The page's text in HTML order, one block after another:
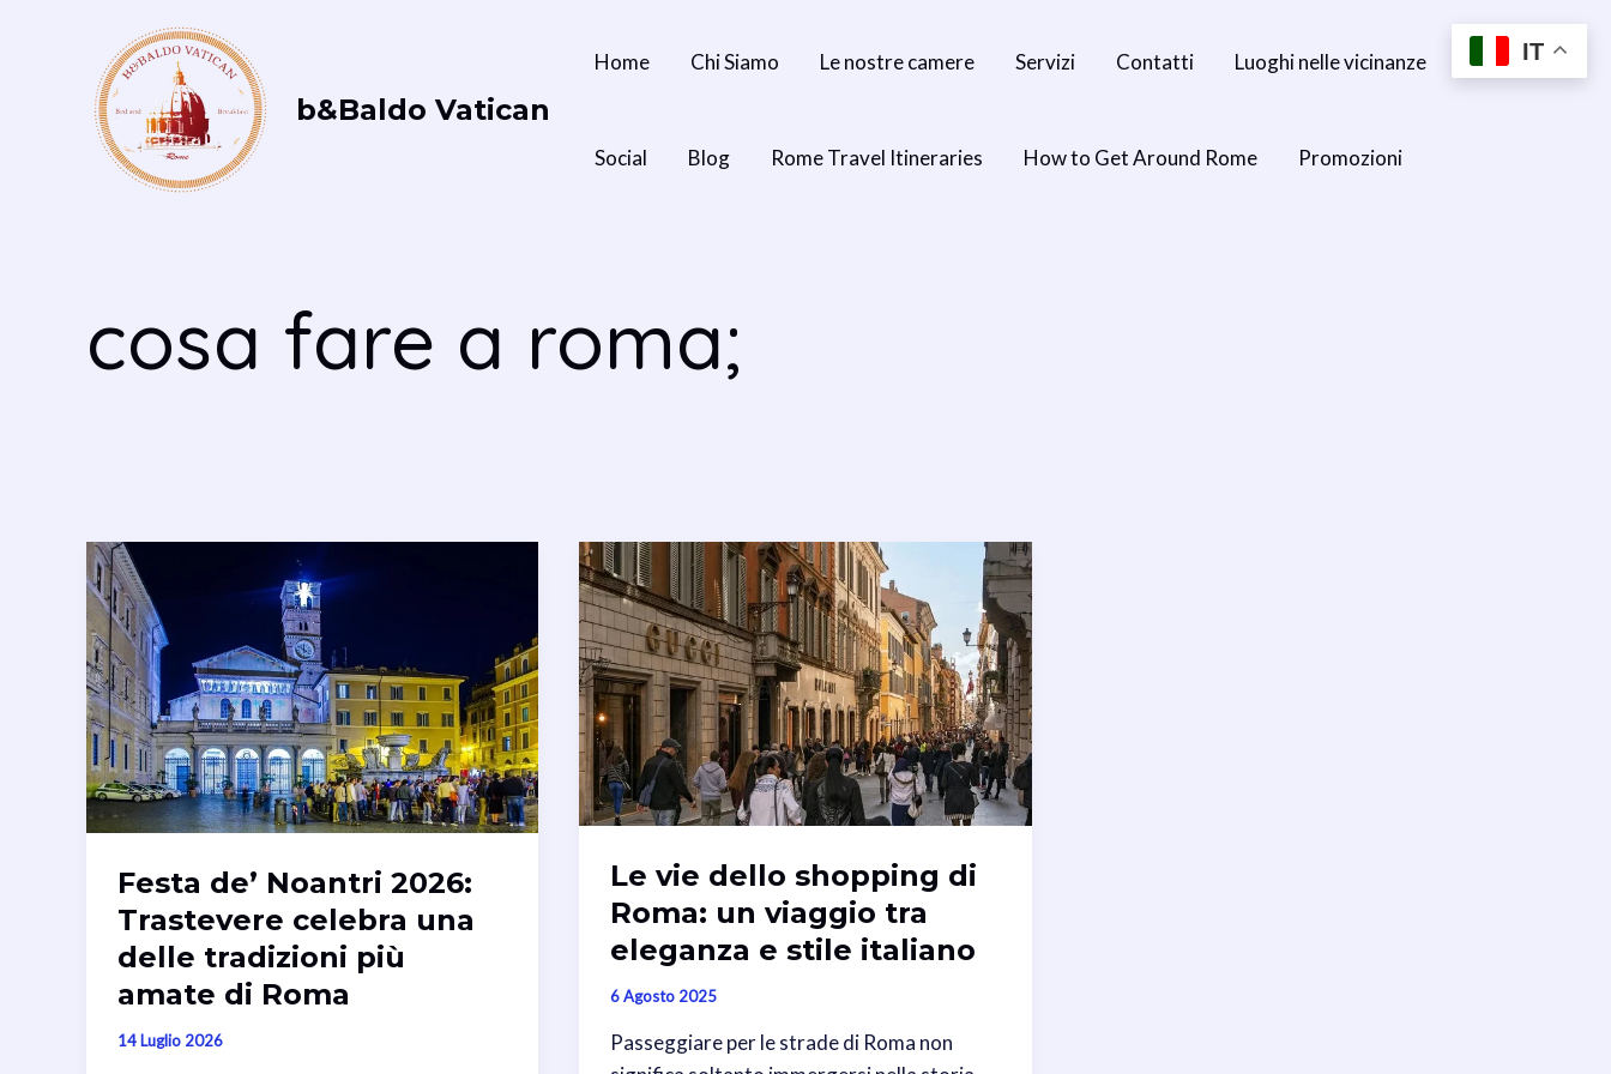
b&Baldo Vatican
Home Chi Siamo Le nostre camere Servizi Contatti Luoghi nelle vicinanze
Social Blog Rome Travel Itineraries How to Get Around Rome Promozioni
cosa fare a roma;
Festa de’ Noantri 2026:
Trastevere celebra una
delle tradizioni più
amate di Roma
14 Luglio 2026
Le vie dello shopping di
Roma: un viaggio tra
eleganza e stile italiano
6 Agosto 2025
Passeggiare per le strade di Roma non
IT